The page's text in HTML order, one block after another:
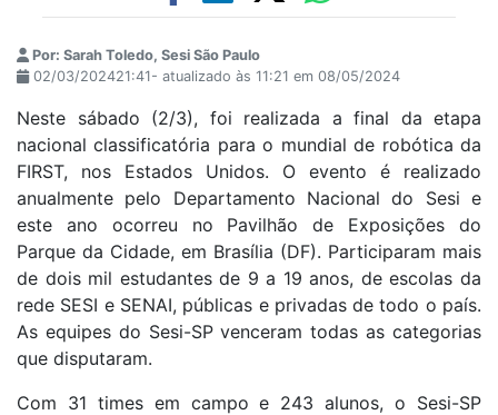
Por: Sarah Toledo, Sesi São Paulo
02/03/202421:41- atualizado às 11:21 em 08/05/2024
Neste sábado (2/3), foi realizada a final da etapa
nacional classificatória para o mundial de robótica da
FIRST, nos Estados Unidos. O evento é realizado
anualmente pelo Departamento Nacional do Sesi e
este ano ocorreu no Pavilhão de Exposições do
Parque da Cidade, em Brasília (DF). Participaram mais
de dois mil estudantes de 9 a 19 anos, de escolas da
rede SESI e SENAI, públicas e privadas de todo o país.
As equipes do Sesi-SP venceram todas as categorias
que disputaram.
Com 31 times em campo e 243 alunos, o Sesi-SP